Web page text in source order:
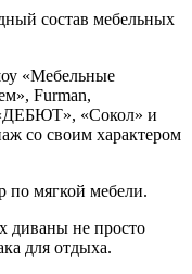
состав мебельных
«Мебельные
Furman,
«Сокол» и
со своим характером
по мягкой мебели.
диваны не просто
для отдыха.